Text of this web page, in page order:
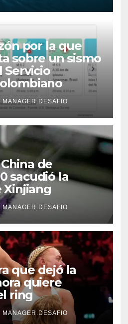
por la que
sobre un sismo
Servicio
MANAGER.DESAFIO
de
sacudió la
Xinjiang
MANAGER.DESAFIO
que dejó la
quiere
ring​
MANAGER.DESAFIO